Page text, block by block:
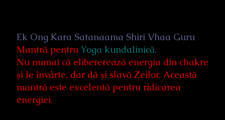
Ek Ong Kara Satanaama Shiri Vhaa Guru
Mantră pentru Yoga kundalinică.
Nu numai că elibererează energia din chakre
şi le învârte, dar dă şi slavă Zeilor. Această
mantră este excelentă pentru ridicarea
energiei.